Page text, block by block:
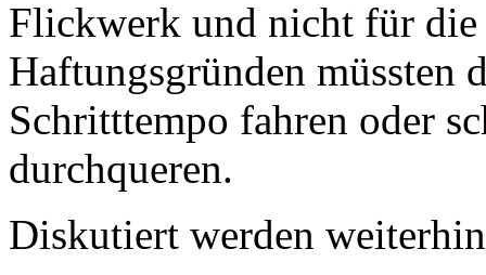
Flickwerk und nicht für die
Haftungsgründen müssten
Schritttempo fahren oder
durchqueren.
Diskutiert werden